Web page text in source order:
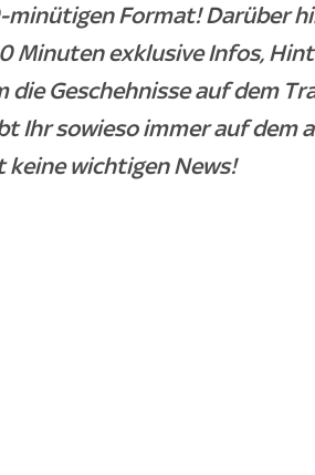
minütigen Format! Darüber
Minuten exklusive Infos,
die Geschehnisse auf dem
Ihr sowieso immer auf dem
wichtigen News!